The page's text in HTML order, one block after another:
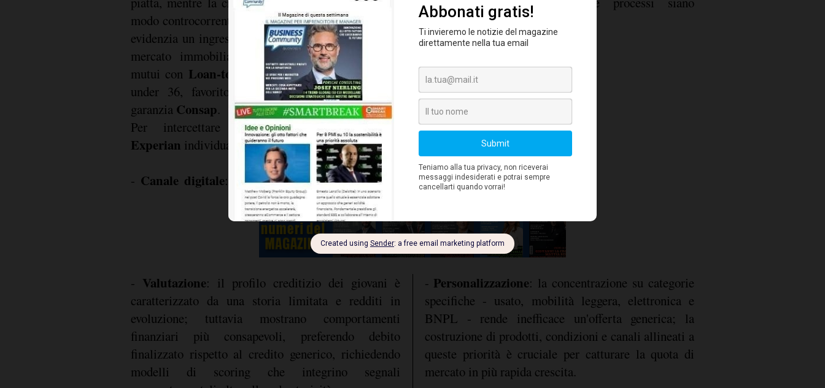
modo controcorrente. Il segmento mutui, con
evidenzia un ingresso più consistente dei giovani nel
mercato immobiliare, rafforzato dall'aumento dei
mutui con Loan-to-Valuesuperiore all'80% tra gli
under 36, favorito dal
Fondo Prima Casa
garanzia Consap.
Per intercettare questa domanda emergente,
Experian individua tre leve strategiche:
- Canale digitale: le richieste online da parte dei
nativamente digitali.
- Valutazione: il profilo creditizio dei giovani è
caratterizzato da una storia limitata e redditi in
evoluzione; tuttavia mostrano comportamenti
finanziari più consapevoli, preferendo debito
finalizzato rispetto al credito generico, richiedendo
modelli di scoring che integrino segnali
- Personalizzazione: la concentrazione su categorie
specifiche - usato, mobilità leggera, elettronica e
BNPL - rende inefficace un'offerta generica; la
costruzione di prodotti, condizioni e canali allineati a
queste priorità è cruciale per catturare la quota di
mercato in più rapida crescita.